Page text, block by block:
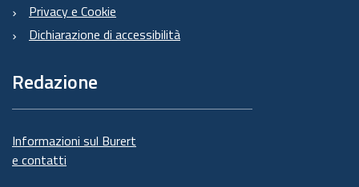
Privacy e Cookie
Dichiarazione di accessibilità
Redazione
Informazioni sul Burert
e contatti